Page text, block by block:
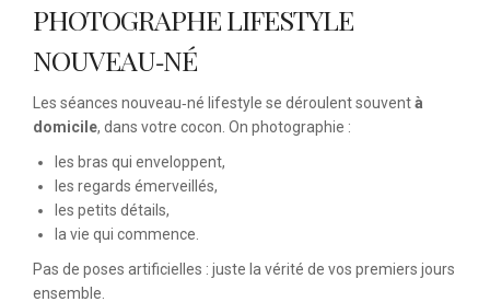
PHOTOGRAPHE LIFESTYLE
NOUVEAU‑NÉ
Les séances nouveau‑né lifestyle se déroulent souventà
domicile, dans votre cocon. On photographie :
les bras qui enveloppent,
les regards émerveillés,
les petits détails,
la vie qui commence.
Pas de poses artificielles : juste la vérité de vos premiers jours
ensemble.